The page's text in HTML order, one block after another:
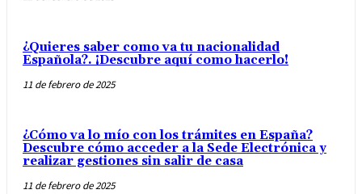
¿Quieres saber como va tu nacionalidad
Española?. ¡Descubre aquí como hacerlo!
11 de febrero de 2025
¿Cómo va lo mío con los trámites en España?
Descubre cómo acceder a la Sede Electrónica y
realizar gestiones sin salir de casa
11 de febrero de 2025